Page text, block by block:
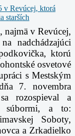
najmä v Revúcej,
nadchádzajúci
ktorú
osvetové
s Mestským
7. novembra
rozospieval a
súbormi, a to:
Soboty,
a Zrkadielko